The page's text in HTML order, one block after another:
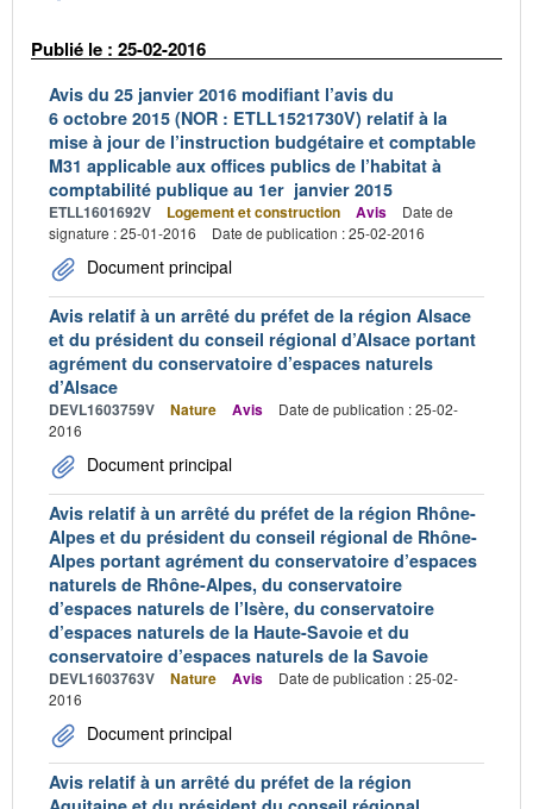
Publié le : 25-02-2016
Avis du 25 janvier 2016 modifiant l’avis du
6 octobre 2015 (NOR : ETLL1521730V) relatif à la
mise à jour de l’instruction budgétaire et comptable
M31 applicable aux offices publics de l’habitat à
comptabilité publique au 1er janvier 2015
ETLL1601692V Logement et construction Avis
Date de
signature : 25-01-2016
Date de publication : 25-02-2016
Document principal
Avis relatif à un arrêté du préfet de la région Alsace
et du président du conseil régional d’Alsace portant
agrément du conservatoire d’espaces naturels
d’Alsace
DEVL1603759V Nature Avis
Date de publication : 25-02-
2016
Document principal
Avis relatif à un arrêté du préfet de la région Rhône-
Alpes et du président du conseil régional de Rhône-
Alpes portant agrément du conservatoire d’espaces
naturels de Rhône-Alpes, du conservatoire
d’espaces naturels de l’Isère, du conservatoire
d’espaces naturels de la Haute-Savoie et du
conservatoire d’espaces naturels de la Savoie
DEVL1603763V Nature Avis
Date de publication : 25-02-
2016
Document principal
Avis relatif à un arrêté du préfet de la région